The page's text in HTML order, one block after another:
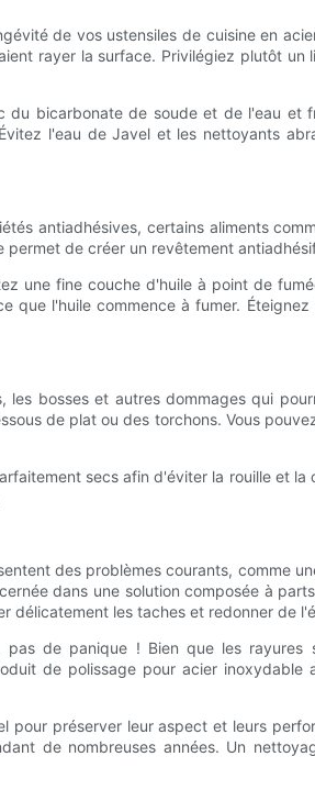
de vos ustensiles de cuisine en
rayer la surface. Privilégiez plutôt
bicarbonate de soude et de l'eau et
l'eau de Javel et les nettoyants
antiadhésives, certains aliments
de créer un revêtement
une fine couche d'huile à point de
l'huile commence à fumer.
bosses et autres dommages qui
de plat ou des torchons. Vous
secs afin d'éviter la rouille et
des problèmes courants, comme
dans une solution composée à
les taches et redonner de
de panique ! Bien que les rayures
de polissage pour acier
préserver leur aspect et leurs
de nombreuses années. Un